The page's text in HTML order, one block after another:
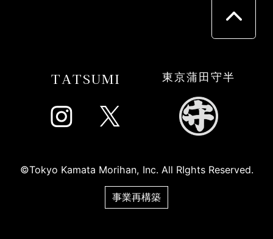
TATSUMI 東京蒲田守半
©Tokyo Kamata Morihan, Inc. All RIghts Reserved.
事業再構築